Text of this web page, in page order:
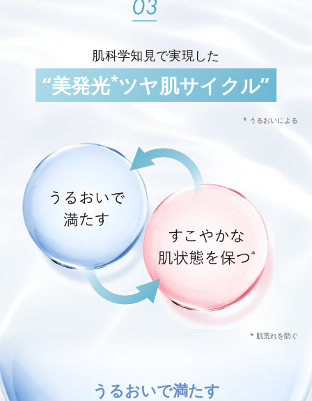
肌科学知見で実現した
“美発光*ツヤ肌サイクル”
* うるおいによる
* 肌荒れを防ぐ
うるおいで満たす